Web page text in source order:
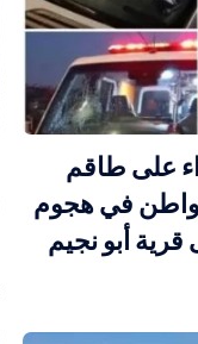
على طاقم
في هجوم
أبو نجيم